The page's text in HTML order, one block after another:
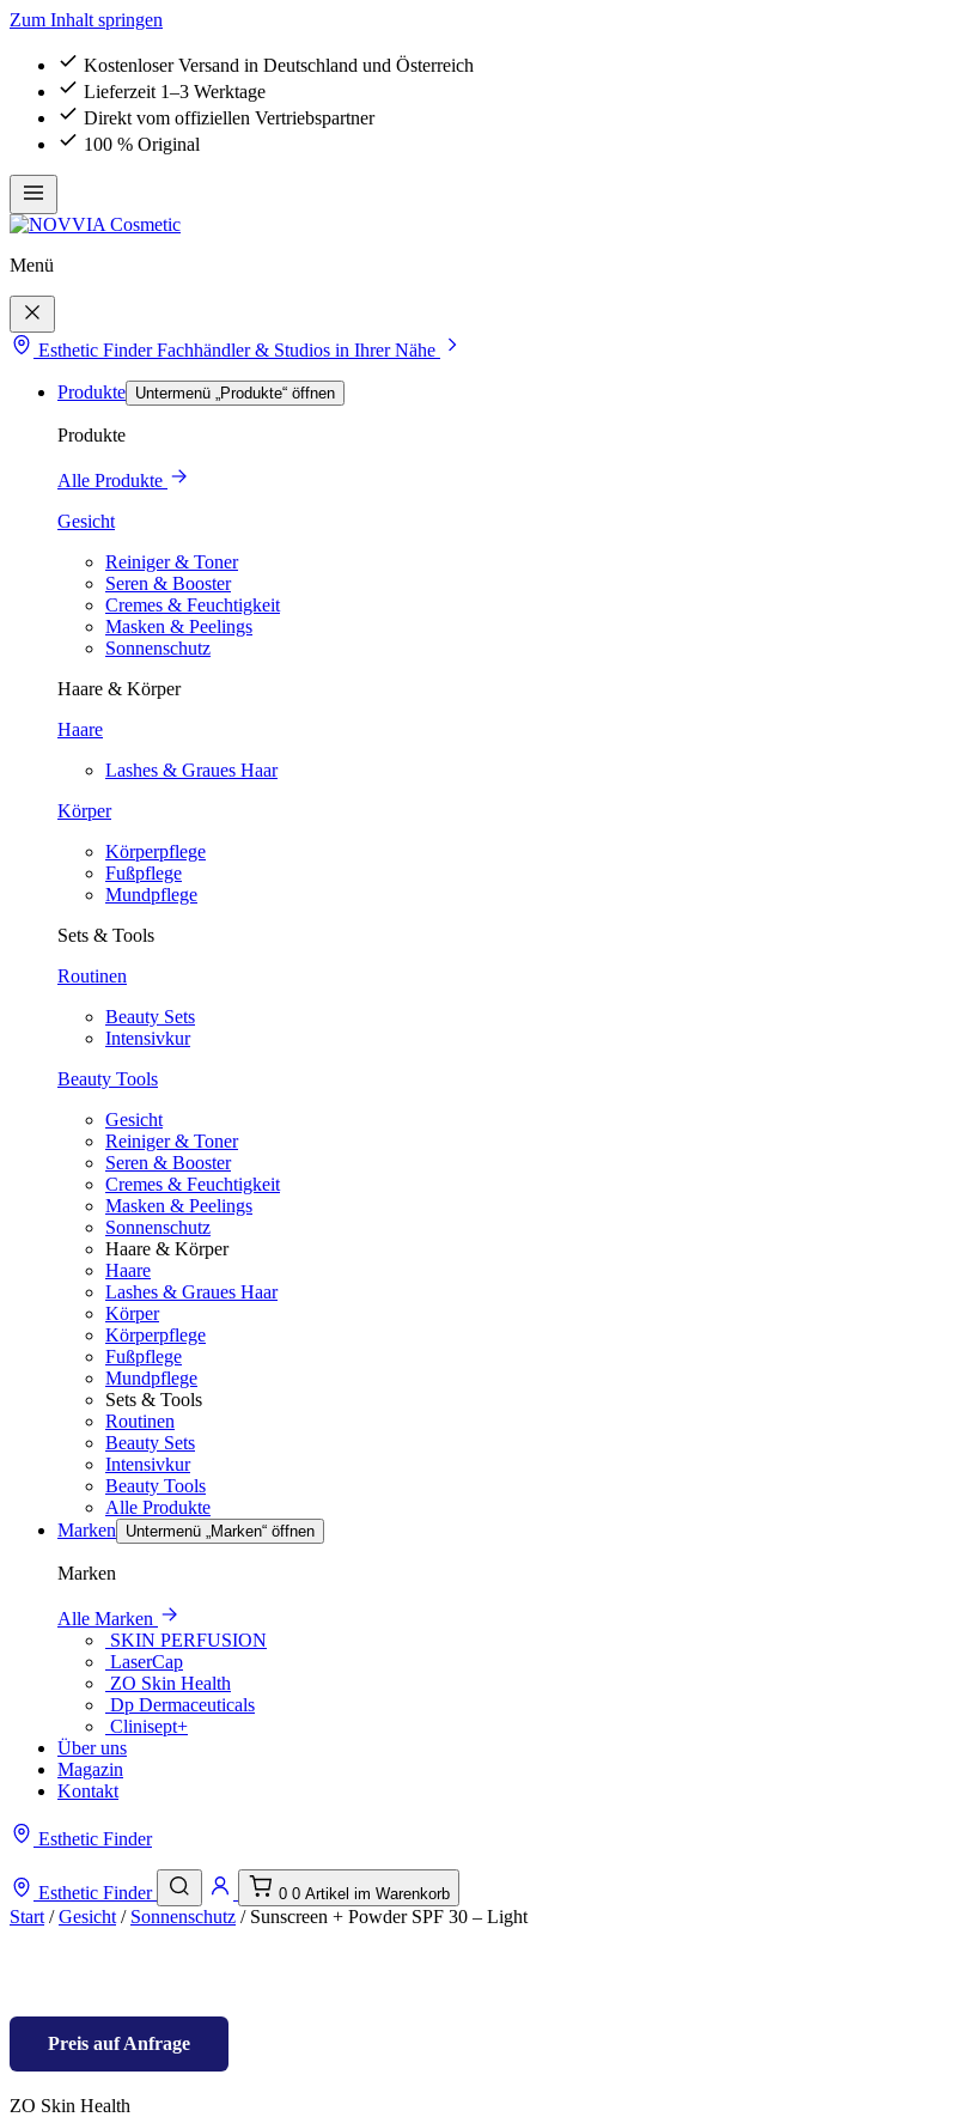
Zum Inhalt springen
Kostenloser Versand in Deutschland und Österreich
Lieferzeit 1–3 Werktage
Direkt vom offiziellen Vertriebspartner
100 % Original
Menü
Esthetic Finder Fachhändler & Studios in Ihrer Nähe
Produkte Untermenü „Produkte“ öffnen
Produkte
Alle Produkte
Gesicht
Reiniger & Toner
Seren & Booster
Cremes & Feuchtigkeit
Masken & Peelings
Sonnenschutz
Haare & Körper
Haare
Lashes & Graues Haar
Körper
Körperpflege
Fußpflege
Mundpflege
Sets & Tools
Routinen
Beauty Sets
Intensivkur
Beauty Tools
Gesicht
Reiniger & Toner
Seren & Booster
Cremes & Feuchtigkeit
Masken & Peelings
Sonnenschutz
Haare & Körper
Haare
Lashes & Graues Haar
Körper
Körperpflege
Fußpflege
Mundpflege
Sets & Tools
Routinen
Beauty Sets
Intensivkur
Beauty Tools
Alle Produkte
Marken
Untermenü „Marken“ öffnen
Marken
Alle Marken
SKIN PERFUSION
LaserCap
ZO Skin Health
Dp Dermaceuticals
Clinisept+
Über uns
Magazin
Kontakt
Esthetic Finder
Esthetic Finder 0 0 Artikel im Warenkorb
Start /Gesicht / Sonnenschutz / Sunscreen + Powder SPF 30 – Light
Preis auf Anfrage
ZO Skin Health